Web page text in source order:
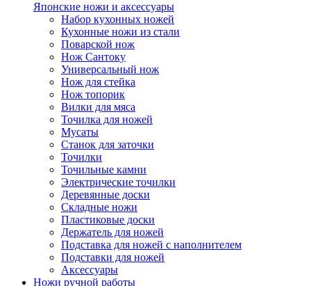
Японские ножи и аксессуары
Набор кухонных ножей
Кухонные ножи из стали
Поварской нож
Нож Сантоку
Универсальный нож
Нож для стейка
Нож топорик
Вилки для мяса
Точилка для ножей
Мусаты
Станок для заточки
Точилки
Точильные камни
Электрические точилки
Деревянные доски
Складные ножи
Пластиковые доски
Держатель для ножей
Подставка для ножей с наполнителем
Подставки для ножей
Аксессуары
Ножи ручной работы